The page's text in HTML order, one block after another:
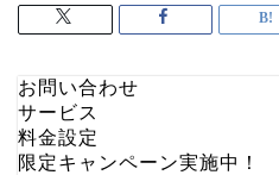
お問い合わせ
サービス
料金設定
限定キャンペーン実施中！